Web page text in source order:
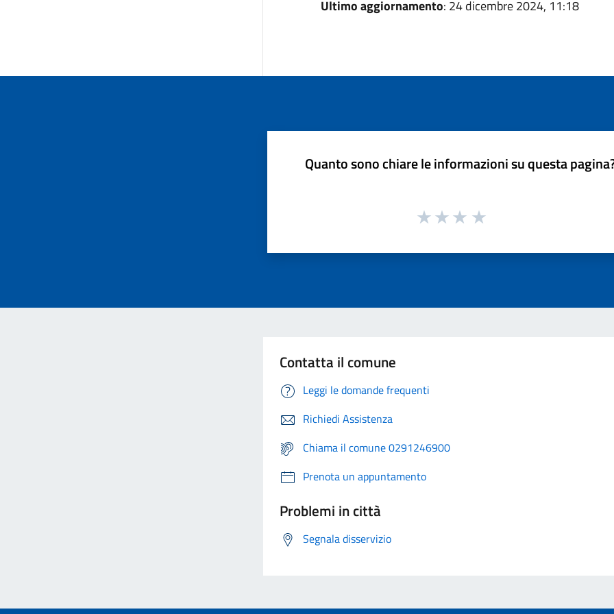
Ultimo aggiornamento: 24 dicembre 2024, 11:18
Quanto sono chiare le informazioni su questa
Contatta il comune
Leggi le domande frequenti
Richiedi Assistenza
Chiama il comune 0291246900
Prenota un appuntamento
Problemi in città
Segnala disservizio